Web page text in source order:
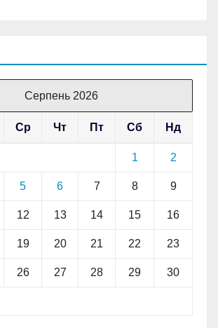
Серпень 2026
Ср Чт Пт Сб Нд
1 2
5 6 7 8 9
12 13 14 15 16
19 20 21 22 23
26 27 28 29 30